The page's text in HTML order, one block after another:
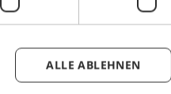
ALLE ABLEHNEN